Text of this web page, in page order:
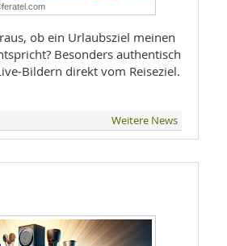
ob ein Urlaubsziel meinen
Besonders authentisch
Bildern direkt vom Reiseziel.
Weitere News